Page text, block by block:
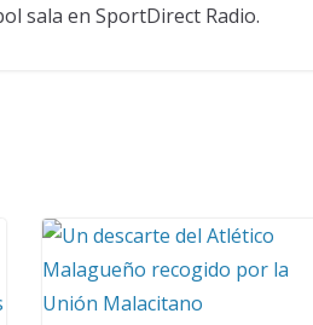
sala en SportDirect Radio.